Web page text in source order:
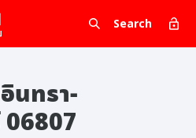
Search
นทรา-
06807